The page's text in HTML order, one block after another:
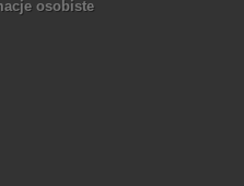
osobiste